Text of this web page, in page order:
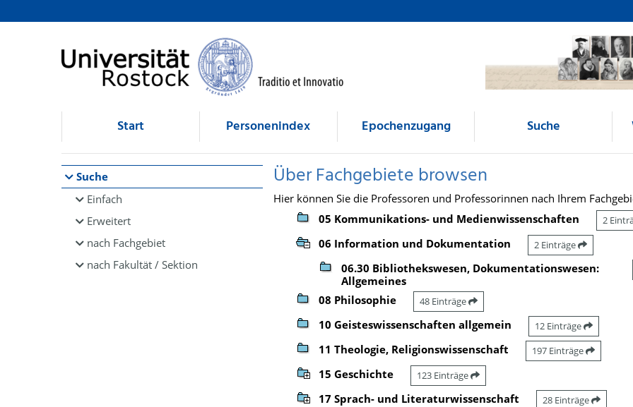
Browsen
direkt zum Inhalt
Start Personenindex Epochenzugang Suche
Suche
Einfach
Erweitert
nach Fachgebiet
nach Fakultät / Sektion
Über Fachgebiete browsen
Hier können Sie die Professoren und Professorinnen nach Ihrem
05 Kommunikations- und Medienwissenschaften
2
06 Information und Dokumentation 2 Einträge
06.30 Bibliothekswesen, Dokumentationswesen:
Allgemeines
08 Philosophie 48 Einträge
10 Geisteswissenschaften allgemein 12 Einträge
11 Theologie, Religionswissenschaft 197 Einträge
15 Geschichte 123 Einträge
17 Sprach- und Literaturwissenschaft 28 Einträge